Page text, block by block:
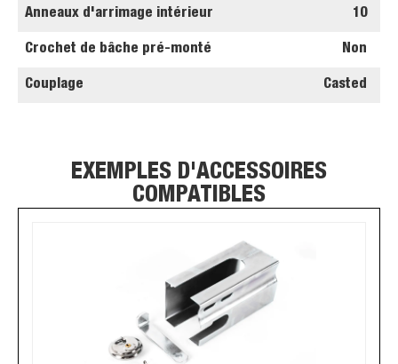
Anneaux d'arrimage intérieur 10
Crochet de bâche pré-monté Non
Couplage Casted
EXEMPLES D'ACCESSOIRES
COMPATIBLES